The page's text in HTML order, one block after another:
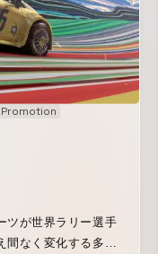
Promotion
ツが世界ラリー選手
間なく変化する多色